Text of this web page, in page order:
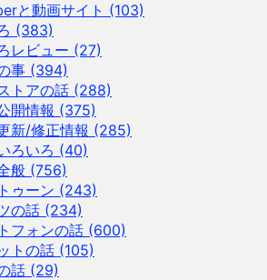
と動画サイト (103)
(383)
レビュー (27)
事 (394)
トアの話 (288)
開情報 (375)
新/修正情報 (285)
ろいろ (40)
般 (756)
ゥーン (243)
の話 (234)
フォンの話 (600)
トの話 (105)
話 (29)